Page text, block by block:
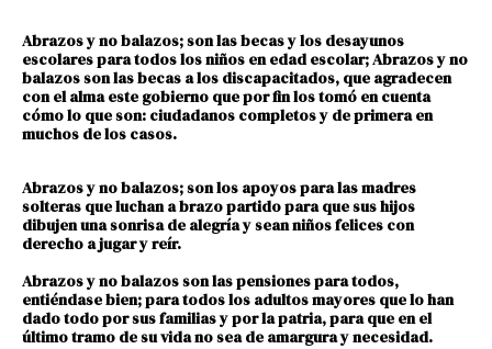
Abrazos y no balazos; son las becas y los desayunos
escolares para todos los niños en edad escolar; Abrazos y no
balazos son las becas a los discapacitados, que agradecen
con el alma este gobierno que por fin los tomó en cuenta
cómo lo que son: ciudadanos completos y de primera en
muchos de los casos.
Abrazos y no balazos; son los apoyos para las madres
solteras que luchan a brazo partido para que sus hijos
dibujen una sonrisa de alegría y sean niños felices con
derecho a jugar y reír.
Abrazos y no balazos son las pensiones para todos,
entiéndase bien; para todos los adultos mayores que lo han
dado todo por sus familias y por la patria, para que en el
último tramo de su vida no sea de amargura y necesidad.